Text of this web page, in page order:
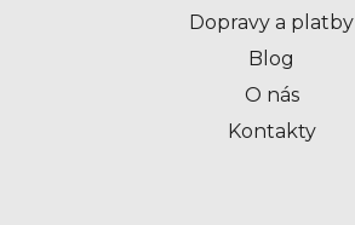
Dopravy a platby
Blog
O nás
Kontakty